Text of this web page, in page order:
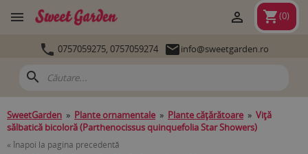
 shopping_cart(0)

 0757059275, 0757059274 info@sweetgarden.ro
search
SweetGarden » Plante ornamentale » Plante căţărătoare » Viţă
sălbatică bicoloră (Parthenocissus quinquefolia Star Showers)
« Înapoi la pagina precedentă